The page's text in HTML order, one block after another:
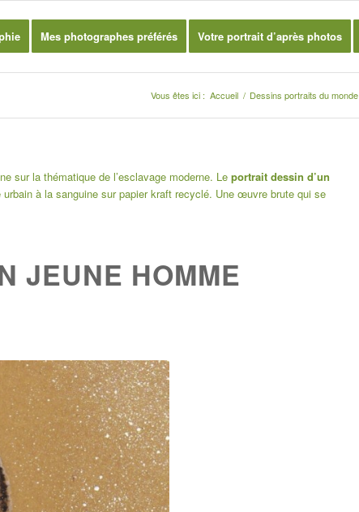
Mes photographes préférés Votre portrait d’après photos
Vous êtes ici : Accueil / Dessins portraits du monde
sur la thématique de l’esclavage moderne. Le portrait dessin d’un
à la sanguine sur papier kraft recyclé. Une œuvre brute qui se
JEUNE HOMME